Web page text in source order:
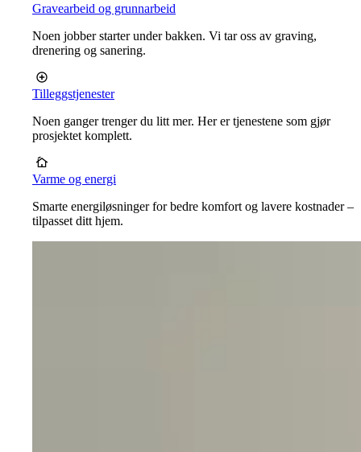
Gravearbeid og grunnarbeid
Noen jobber starter under bakken. Vi tar oss av graving,
drenering og sanering.
Tilleggstjenester
Noen ganger trenger du litt mer. Her er tjenestene som gjør
prosjektet komplett.
Varme og energi
Smarte energiløsninger for bedre komfort og lavere kostnader –
tilpasset ditt hjem.